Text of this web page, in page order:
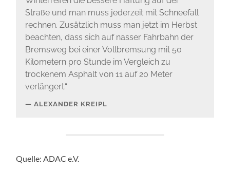
Straße und man muss jederzeit mit Schneefall
rechnen. Zusätzlich muss man jetzt im Herbst
beachten, dass sich auf nasser Fahrbahn der
Bremsweg bei einer Vollbremsung mit 50
Kilometern pro Stunde im Vergleich zu
trockenem Asphalt von 11 auf 20 Meter
verlängert.“
ALEXANDER KREIPL
Quelle: ADAC e.V.